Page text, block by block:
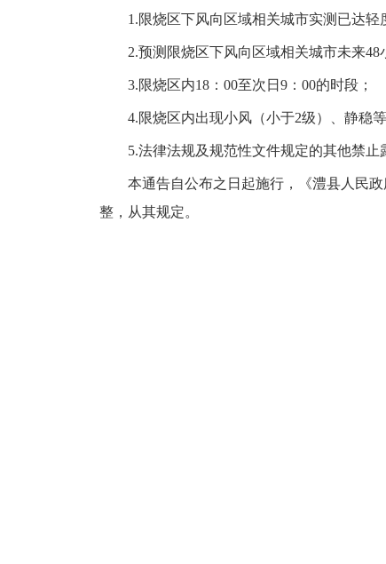
1.限烧区下风向区域相关城市实测已达轻
2.预测限烧区下风向区域相关城市未来
3.限烧区内18：00至次日9：00的时段；
4.限烧区内出现小风（小于2级）、静稳
5.法律法规及规范性文件规定的其他禁止
本通告自公布之日起施行，《澧县人民
整，从其规定。